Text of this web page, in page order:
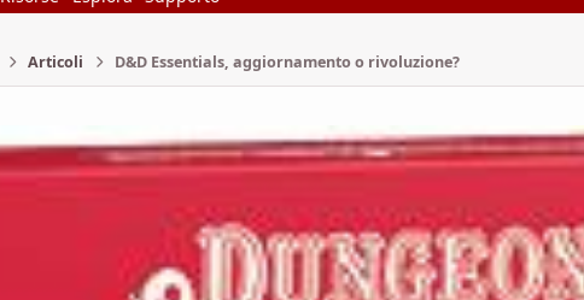
Articoli D&D Essentials, aggiornamento o rivoluzione?